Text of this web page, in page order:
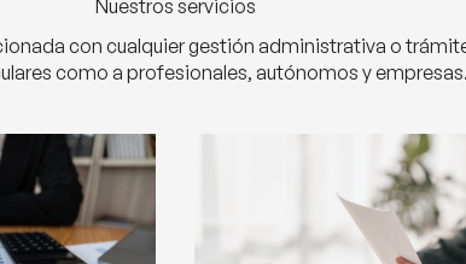
Nuestros servicios
con cualquier gestión administrativa o
como a profesionales, autónomos y empresas.